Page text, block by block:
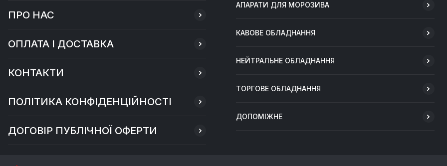
ПРО НАС
ОПЛАТА І ДОСТАВКА
КОНТАКТИ
ПОЛІТИКА КОНФІДЕНЦІЙНОСТІ
ДОГОВІР ПУБЛІЧНОЇ ОФЕРТИ
АПАРАТИ ДЛЯ МОРОЗИВА
КАВОВЕ ОБЛАДНАННЯ
НЕЙТРАЛЬНЕ ОБЛАДНАННЯ
ТОРГОВЕ ОБЛАДНАННЯ
ДОПОМІЖНЕ